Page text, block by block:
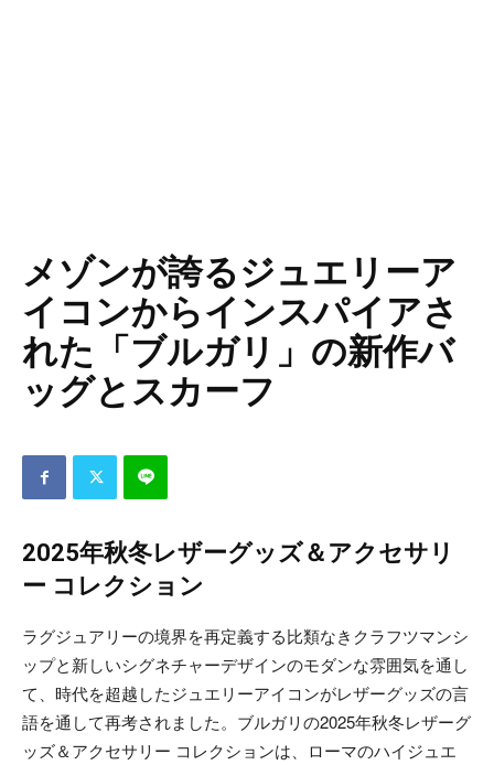
メゾンが誇るジュエリーア
イコンからインスパイアさ
れた「ブルガリ」の新作バ
ッグとスカーフ
2025年秋冬レザーグッズ＆アクセサリ
ー コレクション
ラグジュアリーの境界を再定義する比類なきクラフツマンシ
ップと新しいシグネチャーデザインのモダンな雰囲気を通し
て、時代を超越したジュエリーアイコンがレザーグッズの言
語を通して再考されました。ブルガリの2025年秋冬レザーグ
ッズ＆アクセサリー コレクションは、ローマのハイジュエ